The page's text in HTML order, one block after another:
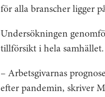
för alla branscher ligger
Undersökningen
tillförsikt i hela samhället.
– Arbetsgivarnas
efter pandemin, skriver